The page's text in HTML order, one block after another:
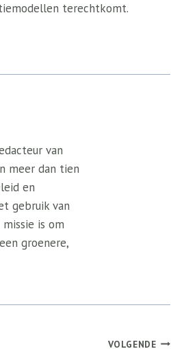
terechtkomt.
van
meer dan tien
en
gebruik van
is om
groenere,
VOLGENDE